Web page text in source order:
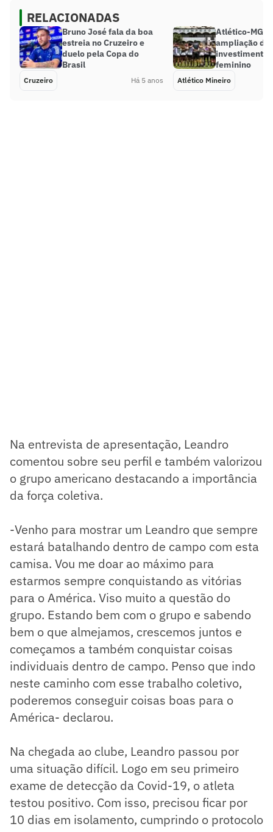
RELACIONADAS
Bruno José fala da boa
estreia no Cruzeiro e
duelo pela Copa do
Brasil
Cruzeiro Há 5 anos
Atlético-MG
ampliação de
feminino
Atlético Mineiro
Na entrevista de apresentação, Leandro
comentou sobre seu perfil e também valorizou
o grupo americano destacando a importância
da força coletiva.
-Venho para mostrar um Leandro que sempre
estará batalhando dentro de campo com esta
camisa. Vou me doar ao máximo para
estarmos sempre conquistando as vitórias
para o América. Viso muito a questão do
grupo. Estando bem com o grupo e sabendo
bem o que almejamos, crescemos juntos e
começamos a também conquistar coisas
individuais dentro de campo. Penso que indo
neste caminho com esse trabalho coletivo,
poderemos conseguir coisas boas para o
América- declarou.
Na chegada ao clube, Leandro passou por
uma situação difícil. Logo em seu primeiro
exame de detecção da Covid-19, o atleta
testou positivo. Com isso, precisou ficar por
10 dias em isolamento, cumprindo o protocolo